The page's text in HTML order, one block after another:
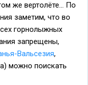
же вертолёте... По
заметим, что во
горнолыжных
запрещены,
Вальсезия,
можно поискать